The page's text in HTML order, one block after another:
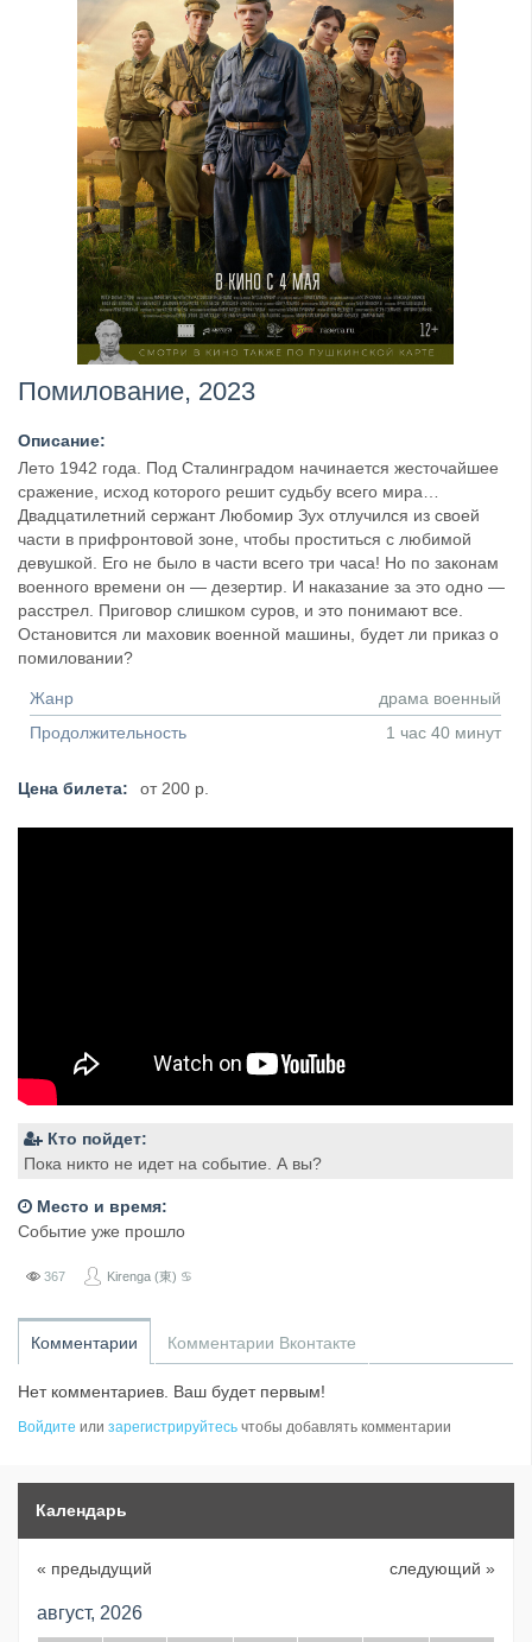
Помилование, 2023
Описание:
Лето 1942 года. Под Сталинградом начинается жесточайшее
сражение, исход которого решит судьбу всего мира…
Двадцатилетний сержант Любомир Зух отлучился из своей
части в прифронтовой зоне, чтобы проститься с любимой
девушкой. Его не было в части всего три часа! Но по законам
военного времени он — дезертир. И наказание за это одно —
расстрел. Приговор слишком суров, и это понимают все.
Остановится ли маховик военной машины, будет ли приказ о
помиловании?
Жанр
драма военный
Продолжительность
1 час 40 минут
Цена билета: от 200 р.
Кто пойдет:
Пока никто не идет на событие. А вы?
Место и время:
Событие уже прошло
367 Kirenga (東) ♋
Комментарии Комментарии Вконтакте
Нет комментариев. Ваш будет первым!
Войдите или зарегистрируйтесь чтобы добавлять комментарии
Календарь
« предыдущий следующий »
август, 2026